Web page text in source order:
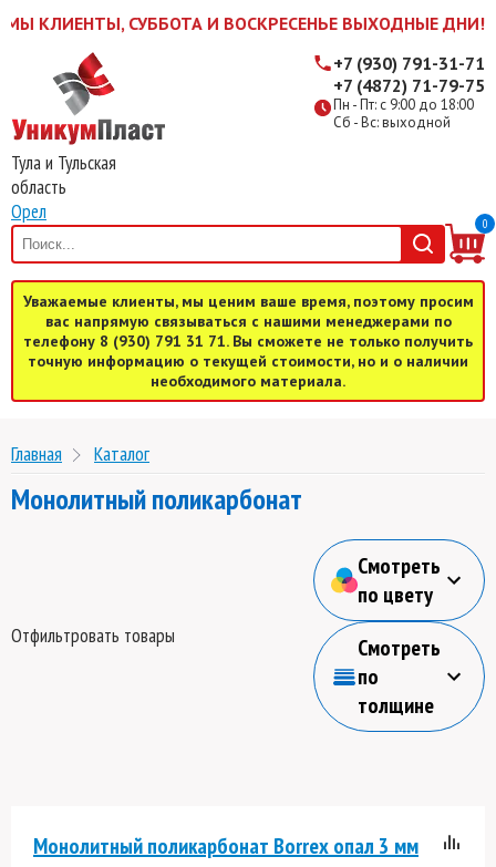
КЛИЕНТЫ, СУББОТА И ВОСКРЕСЕНЬЕ ВЫХОДНЫЕ ДНИ!
Тула и Тульская
область
Орел
Пн - Пт: с 9:00 до 18:00
Сб - Вс: выходной
+7 (930) 791-31-71
+7 (4872) 71-79-75
0
Уважаемые клиенты, мы ценим ваше время, поэтому просим
вас напрямую связываться с нашими менеджерами по
телефону 8 (930) 791 31 71. Вы сможете не только получить
точную информацию о текущей стоимости, но и о наличии
необходимого материала.
Главная Каталог
Монолитный поликарбонат
Отфильтровать товары
Смотреть
по цвету
Смотреть
по
толщине
Монолитный поликарбонат Borrex опал 3 мм